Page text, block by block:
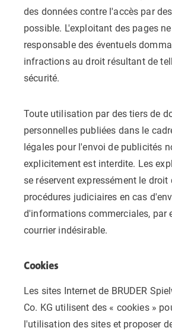
des données contre l'accès par
possible. L'exploitant des pages
responsable des éventuels
infractions au droit résultant de
sécurité.
Toute utilisation par des tiers de
personnelles publiées dans le
légales pour l'envoi de publicités
explicitement est interdite. Les
se réservent expressément le droit
procédures judiciaires en cas
d'informations commerciales, par
courrier indésirable.
Cookies
Les sites Internet de BRUDER
Co. KG utilisent des « cookies »
l'utilisation des sites et proposer